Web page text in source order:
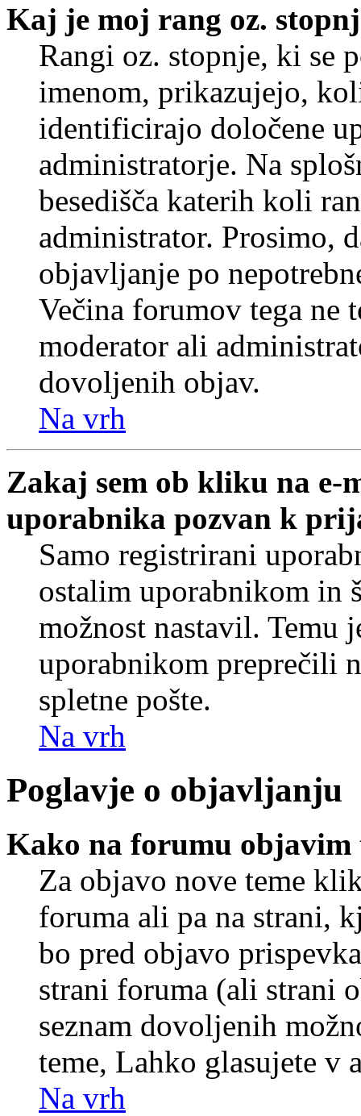
Kaj je moj rang oz.
Rangi oz. stopnje, ki se
imenom, prikazujejo,
identificirajo določene
administratorje. Na
besedišča katerih koli
administrator. Prosimo,
objavljanje po
Večina forumov tega ne
moderator ali
dovoljenih objav.
Na vrh
Zakaj sem ob kliku na e-
uporabnika pozvan k
Samo registrirani
ostalim uporabnikom in
možnost nastavil. Temu
uporabnikom preprečili
spletne pošte.
Na vrh
Poglavje o objavljanju
Kako na forumu objavim
Za objavo nove teme
foruma ali pa na strani,
bo pred objavo
strani foruma (ali strani
seznam dovoljenih
teme, Lahko glasujete v
Na vrh